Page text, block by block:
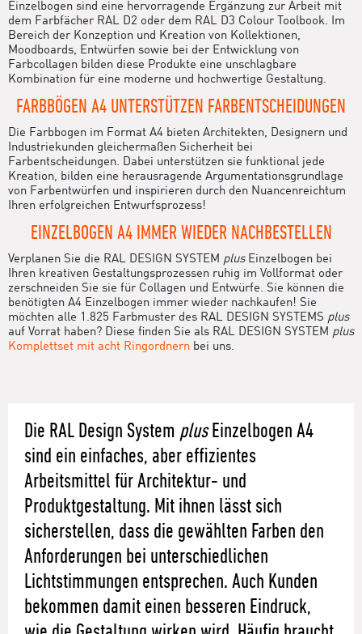
Einzelbogen sind eine hervorragende Ergänzung zur Arbeit mit
dem Farbfächer RAL D2 oder dem RAL D3 Colour Toolbook. Im
Bereich der Konzeption und Kreation von Kollektionen,
Moodboards, Entwürfen sowie bei der Entwicklung von
Farbcollagen bilden diese Produkte eine unschlagbare
Kombination für eine moderne und hochwertige Gestaltung.
FARBBÖGEN A4 UNTERSTÜTZEN FARBENTSCHEIDUNGEN
Die Farbbogen im Format A4 bieten Architekten, Designern und
Industriekunden gleichermaßen Sicherheit bei
Farbentscheidungen. Dabei unterstützen sie funktional jede
Kreation, bilden eine herausragende Argumentationsgrundlage
von Farbentwürfen und inspirieren durch den Nuancenreichtum
Ihren erfolgreichen Entwurfsprozess!
EINZELBOGEN A4 IMMER WIEDER NACHBESTELLEN
Verplanen Sie die RAL DESIGN SYSTEM plusEinzelbogen bei
Ihren kreativen Gestaltungsprozessen ruhig im Vollformat oder
zerschneiden Sie sie für Collagen und Entwürfe. Sie können die
benötigten A4 Einzelbogen immer wieder nachkaufen! Sie
möchten alle 1.825 Farbmuster des RAL DESIGN SYSTEMS plus
auf Vorrat haben? Diese finden Sie als RAL DESIGN SYSTEM plus
Komplettset mit acht Ringordnern bei uns.
Die RAL Design System plusEinzelbogen A4
sind ein einfaches, aber effizientes
Arbeitsmittel für Architektur- und
Produktgestaltung. Mit ihnen lässt sich
sicherstellen, dass die gewählten Farben den
Anforderungen bei unterschiedlichen
Lichtstimmungen entsprechen. Auch Kunden
bekommen damit einen besseren Eindruck,